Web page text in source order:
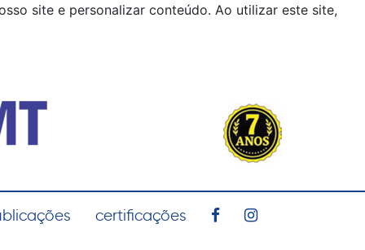
site e personalizar conteúdo. Ao utilizar este site,
certificações